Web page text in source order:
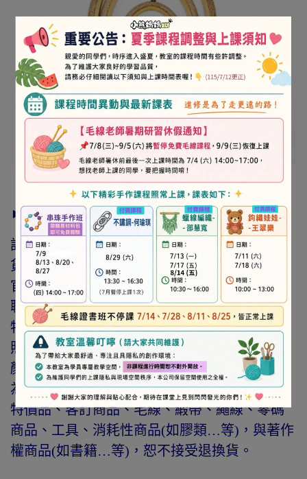
► 注意事項
訂購前請詳閱「線上訂購流程說明」及「退換
貨需知」，謝謝。
官網與門市同步銷售，如遇缺貨會由專人與您
聯繫。
特價商品，會員不再提供折扣優惠。
照片因拍攝光線與螢幕色差而有所差異，實際
顏色與網路呈現略有不同，將以實際出貨商品
為準。
特價品、客訂商品、毛線、緞帶、繩線、零碼
商品、工具、消耗性商品(如膠類…等)，與著作
權商品(如書籍…等)，恕不接受退換貨。